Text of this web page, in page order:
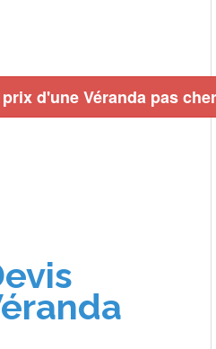
d'une Véranda pas